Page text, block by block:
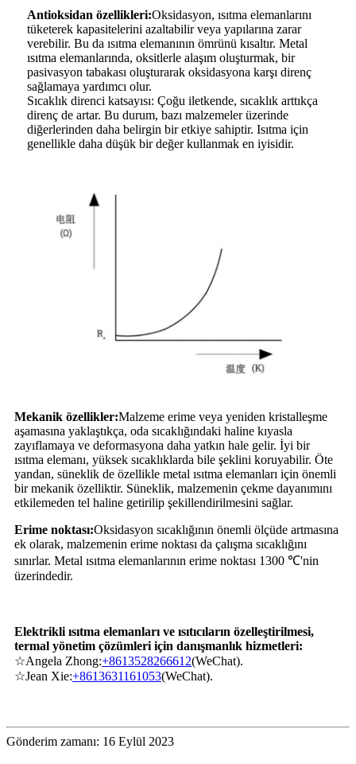
Antioksidan özellikleri:Oksidasyon, ısıtma elemanlarını
tüketerek kapasitelerini azaltabilir veya yapılarına zarar
verebilir. Bu da ısıtma elemanının ömrünü kısaltır. Metal
ısıtma elemanlarında, oksitlerle alaşım oluşturmak, bir
pasivasyon tabakası oluşturarak oksidasyona karşı direnç
sağlamaya yardımcı olur.
Sıcaklık direnci katsayısı: Çoğu iletkende, sıcaklık arttıkça
direnç de artar. Bu durum, bazı malzemeler üzerinde
diğerlerinden daha belirgin bir etkiye sahiptir. Isıtma için
genellikle daha düşük bir değer kullanmak en iyisidir.
Mekanik özellikler:Malzeme erime veya yeniden kristalleşme
aşamasına yaklaştıkça, oda sıcaklığındaki haline kıyasla
zayıflamaya ve deformasyona daha yatkın hale gelir. İyi bir
ısıtma elemanı, yüksek sıcaklıklarda bile şeklini koruyabilir. Öte
yandan, süneklik de özellikle metal ısıtma elemanları için önemli
bir mekanik özelliktir. Süneklik, malzemenin çekme dayanımını
etkilemeden tel haline getirilip şekillendirilmesini sağlar.
Erime noktası:Oksidasyon sıcaklığının önemli ölçüde artmasına
ek olarak, malzemenin erime noktası da çalışma sıcaklığını
sınırlar. Metal ısıtma elemanlarının erime noktası 1300 ℃'nin
üzerindedir.
Elektrikli ısıtma elemanları ve ısıtıcıların özelleştirilmesi,
termal yönetim çözümleri için danışmanlık hizmetleri:
☆Angela Zhong:+8613528266612(WeChat).
☆Jean Xie:+8613631161053(WeChat).
Gönderim zamanı: 16 Eylül 2023